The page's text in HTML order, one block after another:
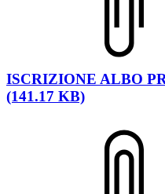
ISCRIZIONE ALBO
(141.17 KB)